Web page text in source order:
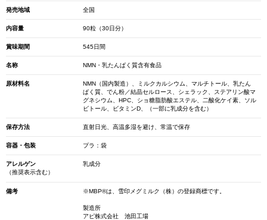
発売地域 全国
内容量 90粒（30日分）
賞味期間 545日間
名称 NMN・乳たんぱく質含有食品
原材料名
NMN（国内製造）、ミルクカルシウム、マルチトール、乳たん
ぱく質、でん粉／結晶セルロース、シェラック、ステアリン酸マ
グネシウム、HPC、ショ糖脂肪酸エステル、二酸化ケイ素、ソル
ビトール、ビタミンD、（一部に乳成分を含む）
保存方法 直射日光、高温多湿を避け、常温で保存
容器・包装 プラ：袋
アレルゲン
（推奨表示含む）
乳成分
備考 ※MBP®は、雪印メグミルク（株）の登録商標です。
製造所
アピ株式会社 池田工場